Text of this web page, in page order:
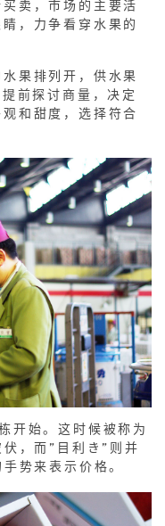
卖，市场的主要活
，力争看穿水果的
果排列开，供水果
前探讨商量，决定
和甜度，选择符合
开始。这时候被称为
，而”目利き”则并
势来表示价格。